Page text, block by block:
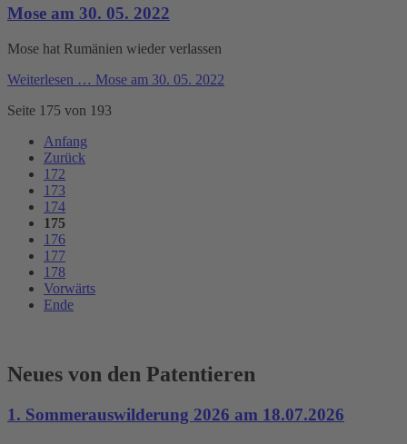
Mose am 30. 05. 2022
Mose hat Rumänien wieder verlassen
Weiterlesen … Mose am 30. 05. 2022
Seite 175 von 193
Anfang
Zurück
172
173
174
175
176
177
178
Vorwärts
Ende
Neues von den Patentieren
1. Sommerauswilderung 2026 am 18.07.2026